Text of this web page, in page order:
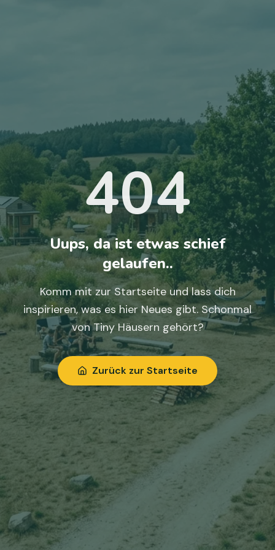
404
Uups, da ist etwas schief
gelaufen..
Komm mit zur Startseite und lass dich
inspirieren, was es hier Neues gibt. Schonmal
von Tiny Häusern gehört?
Zurück zur Startseite